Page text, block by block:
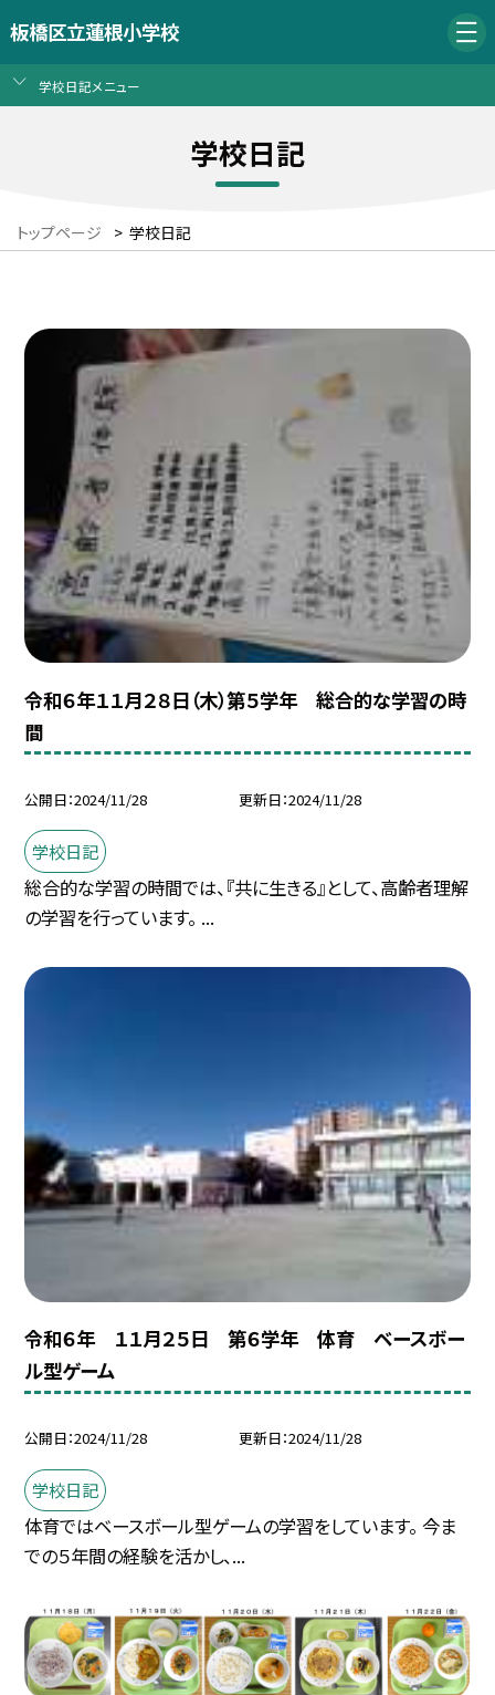
板橋区立蓮根小学校
学校日記メニュー
学校日記
トップページ > 学校日記
令和６年１１月２８日（木）第５学年 総合的な学習の時
間
公開日 2024/11/28 更新日 2024/11/28
学校日記
総合的な学習の時間では、『共に生きる』として、高齢者理解
の学習を行っています。 ...
令和６年 １１月２５日 第６学年 体育 ベースボー
ル型ゲーム
公開日 2024/11/28 更新日 2024/11/28
学校日記
体育ではベースボール型ゲームの学習をしています。 今ま
での５年間の経験を活かし、...